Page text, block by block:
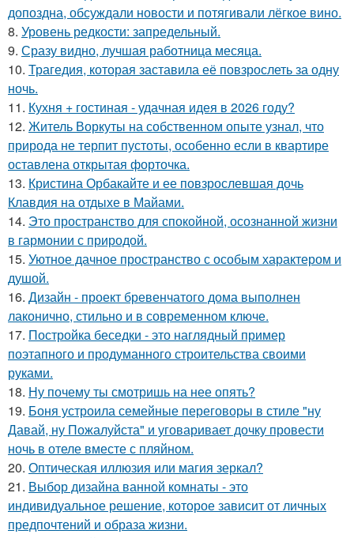
допоздна, обсуждали новости и потягивали лёгкое вино.
8. Уровень редкости: запредельный.
9. Сразу видно, лучшая работница месяца.
10. Трагедия, которая заставила её повзрослеть за одну
ночь.
11. Кухня + гостиная - удачная идея в 2026 году?
12. Житель Воркуты на собственном опыте узнал, что
природа не терпит пустоты, особенно если в квартире
оставлена открытая форточка.
13. Кристина Орбакайте и ее повзрослевшая дочь
Клавдия на отдыхе в Майами.
14. Это пространство для спокойной, осознанной жизни
в гармонии с природой.
15. Уютное дачное пространство с особым характером и
душой.
16. Дизайн - проект бревенчатого дома выполнен
лаконично, стильно и в современном ключе.
17. Постройка беседки - это наглядный пример
поэтапного и продуманного строительства своими
руками.
18. Ну почему ты смотришь на нее опять?
19. Боня устроила семейные переговоры в стиле "ну
Давай, ну Пожалуйста" и уговаривает дочку провести
ночь в отеле вместе с пляйном.
20. Оптическая иллюзия или магия зеркал?
21. Выбор дизайна ванной комнаты - это
индивидуальное решение, которое зависит от личных
предпочтений и образа жизни.